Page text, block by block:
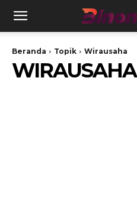
Beranda Topik Wirausaha
WIRAUSAHA